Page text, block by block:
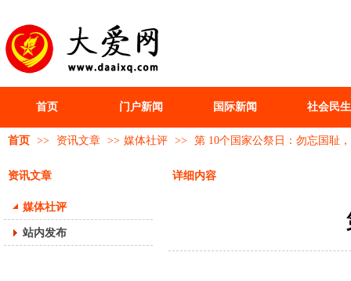
首页 门户新闻 国际新闻 社会民生
首页 >> 资讯文章 >> 媒体社评 >> 第 10个国家公祭日：勿忘国耻
资讯文章
媒体社评
站内发布
详细内容